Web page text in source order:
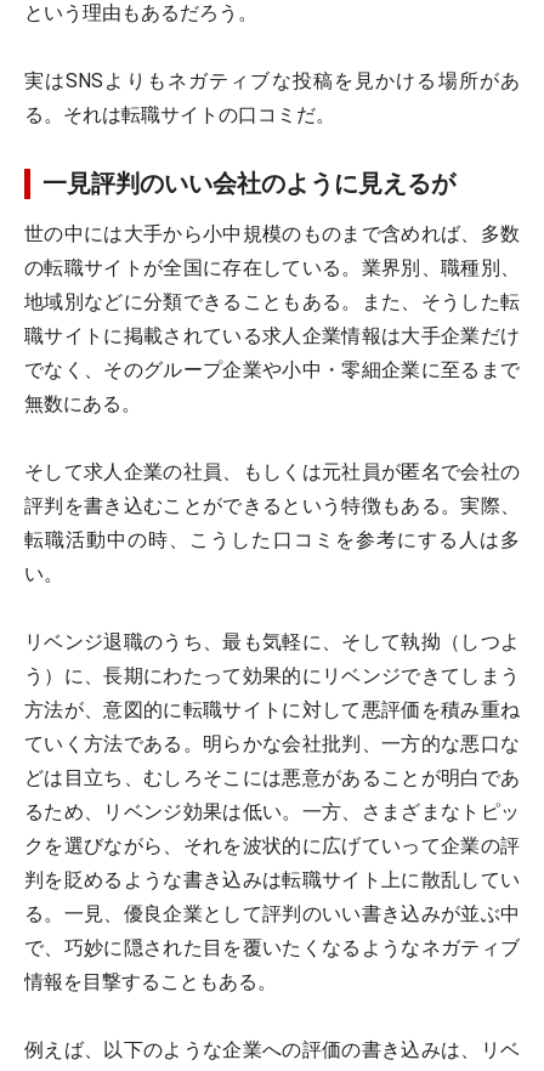
という理由もあるだろう。
実はSNSよりもネガティブな投稿を見かける場所があ
る。それは転職サイトの口コミだ。
一見評判のいい会社のように見えるが
世の中には大手から小中規模のものまで含めれば、多数
の転職サイトが全国に存在している。業界別、職種別、
地域別などに分類できることもある。また、そうした転
職サイトに掲載されている求人企業情報は大手企業だけ
でなく、そのグループ企業や小中・零細企業に至るまで
無数にある。
そして求人企業の社員、もしくは元社員が匿名で会社の
評判を書き込むことができるという特徴もある。実際、
転職活動中の時、こうした口コミを参考にする人は多
い。
リベンジ退職のうち、最も気軽に、そして執拗（しつよ
う）に、長期にわたって効果的にリベンジできてしまう
方法が、意図的に転職サイトに対して悪評価を積み重ね
ていく方法である。明らかな会社批判、一方的な悪口な
どは目立ち、むしろそこには悪意があることが明白であ
るため、リベンジ効果は低い。一方、さまざまなトピッ
クを選びながら、それを波状的に広げていって企業の評
判を貶めるような書き込みは転職サイト上に散乱してい
る。一見、優良企業として評判のいい書き込みが並ぶ中
で、巧妙に隠された目を覆いたくなるようなネガティブ
情報を目撃することもある。
例えば、以下のような企業への評価の書き込みは、リベ